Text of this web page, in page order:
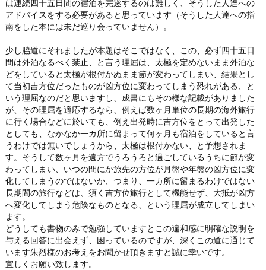
は連続四十五日間の宿泊を完遂するのは難しく、そうした人達への
アドバイスをする必要があると思っています（そうした人達への指
南をした本には未だ巡り会っていません）。
少し脇道にそれましたが本題はそこではなく、この、必ず四十五日
間は外泊なるべく禁止、と言う理屈は、太極を定めないまま外泊な
どをしていると太極が根付かぬまま節が変わってしまい、結果とし
て当初吉方位だったものが凶方位に変わってしまう恐れがある、と
いう理屈なのだと思いますし、成書にもその様な記載がありました
が、その理屈を適応するなら、例えば数ヶ月単位の長期の海外旅行
に行く場合などに於いても、例え出発時に吉方位をとって出発した
としても、なかなか一カ所に留まって何ヶ月も宿泊をしていると言
うわけでは無いでしょうから、太極は根付かない、と予想されま
す。そうして数ヶ月を遠方でうろうろと過ごしているうちに節が変
わってしまい、いつの間にか旅先の方位が月盤や年盤の凶方位に変
化してしまうのではないか、つまり、一カ所に留まるわけではない
長期間の旅行などは、須く吉方位旅行として機能せず、大抵が凶方
へ変化してしまう危険なものとなる、という理屈が成立してしまい
ます。
どうしても書物のみで勉強していますとこの違和感に明確な説明を
与える回答に出会えず、困っているのですが、深くこの道に通じて
います朱烈様のお考えをお聞かせ頂きますと誠に幸いです。
宜しくお願い致します。